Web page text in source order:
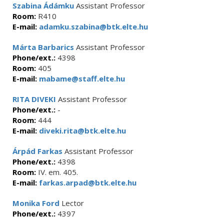
Szabina Ádámku Assistant Professor
Room: R410
E-mail: adamku.szabina@btk.elte.hu
Márta Barbarics Assistant Professor
Phone/ext.: 4398
Room: 405
E-mail: mabame@staff.elte.hu
RITA DIVEKI Assistant Professor
Phone/ext.: -
Room: 444
E-mail: diveki.rita@btk.elte.hu
Árpád Farkas Assistant Professor
Phone/ext.: 4398
Room: IV. em. 405.
E-mail: farkas.arpad@btk.elte.hu
Monika Ford Lector
Phone/ext.: 4397